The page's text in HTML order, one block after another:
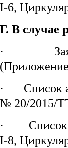
I-6,
Г. В случае
·
· Список
№ 20/2015/
·
I-8,